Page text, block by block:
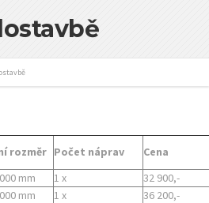
rozměr Počet náprav
Cena
mm 1 x
32 900,-
mm 1 x
36 200,-